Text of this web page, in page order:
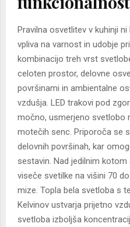
Pravilna osvetlitev v kuhinji
vpliva na varnost in udobje
kombinacijo treh vrst
celoten prostor, delovne
površinami in ambientalne
vzdušja. LED trakovi pod
močno, usmerjeno svetlobo
motečih senc. Priporoča se
delovnih površinah, kar
sestavin. Nad jedilnim
viseče svetilke na višini 70
mize. Topla bela svetloba s
Kelvinov ustvarja prijetno
svetloba izboljša